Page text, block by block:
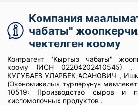
Компания
чабаты"
чектелген коому
Контрагент "Кыргыз чабаты"
коому (ИСН 02204202410545) .
КУЛУБАЕВ УЛАРБЕК АСАНОВИЧ ,
(Экономикалык түрлөрүнүн
10519: Производство сыров и
кисломолочных продуктов .